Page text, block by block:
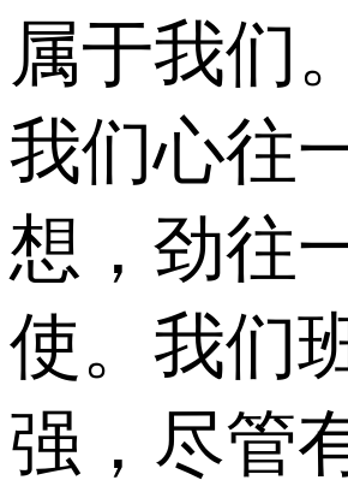
属于我们
我们心往
想，劲往
使。我们
强，尽管